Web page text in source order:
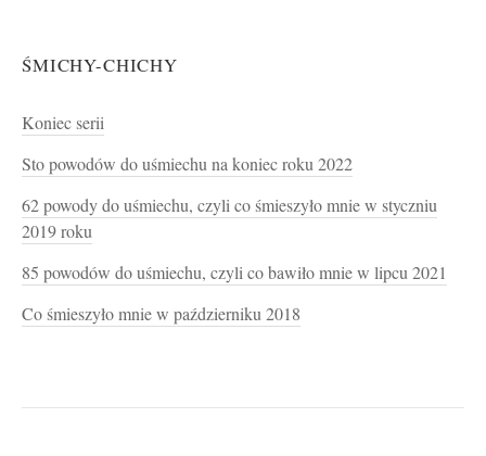
ŚMICHY-CHICHY
Koniec serii
Sto powodów do uśmiechu na koniec roku 2022
62 powody do uśmiechu, czyli co śmieszyło mnie w styczniu
2019 roku
85 powodów do uśmiechu, czyli co bawiło mnie w lipcu 2021
Co śmieszyło mnie w październiku 2018